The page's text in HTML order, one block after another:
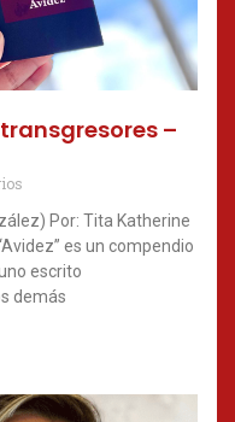
–
Por: Tita Katherine
es un compendio
escrito
demás